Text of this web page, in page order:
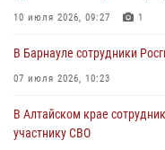
Управление Росгвардии по
02 июля 2026, 00:55
Алтайскому краю
01 июля 2026, 07:49
10 июля 2026, 09:27 1
В Барнауле сотрудники
07 июля 2026, 10:23
В Алтайском крае
участнику СВО